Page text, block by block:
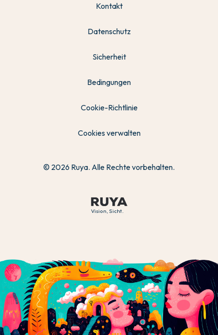
Vision, Sicht.
Kontakt
Datenschutz
Sicherheit
Bedingungen
Cookie-Richtlinie
Cookies verwalten
© 2026 Ruya. Alle Rechte vorbehalten.